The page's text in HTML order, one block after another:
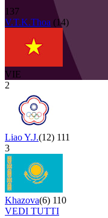
137
V.T.K.Thoa (14)
VIE
2
Liao Y.J.(12) 111
3
Khazova(6) 110
VEDI TUTTI